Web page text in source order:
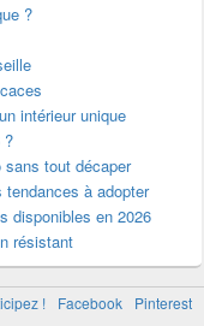
?
intérieur unique
?
sans tout décaper
à adopter
disponibles en 2026
résistant
! Facebook Pinterest